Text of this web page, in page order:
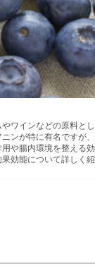
ワインなどの原料と
ンが特に有名ですが
や腸内環境を整える
効能について詳しく紹